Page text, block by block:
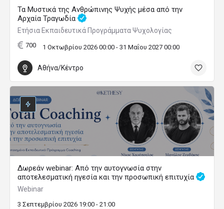
Τα Μυστικά της Ανθρώπινης Ψυχής μέσα από την
Αρχαία Τραγωδία
Ετήσια Εκπαιδευτικά Προγράμματα Ψυχολογίας
700 1 Οκτωβρίου 2026 00:00 - 31 Μαΐου 2027 00:00
Αθήνα/Κέντρο
Δωρεάν webinar: Από την αυτογνωσία στην
αποτελεσματική ηγεσία και την προσωπική επιτυχία
Webinar
3 Σεπτεμβρίου 2026 19:00 - 21:00